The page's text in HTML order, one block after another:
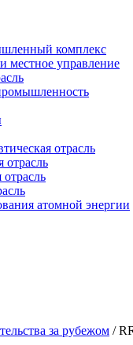
комплекс
местное управление
отрасль
отрасль
атомной энергии
за рубежом /